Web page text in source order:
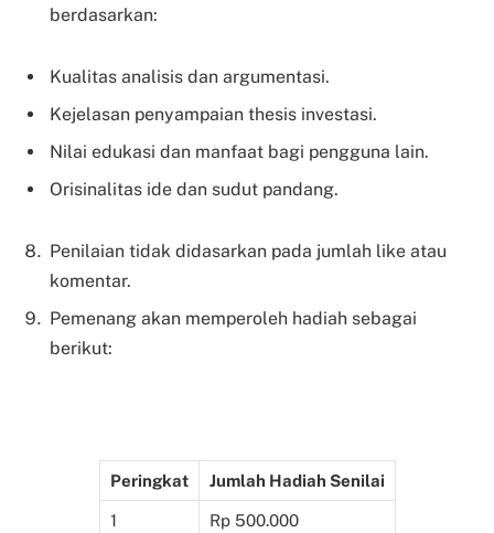
berdasarkan:
Kualitas analisis dan argumentasi.
Kejelasan penyampaian thesis investasi.
Nilai edukasi dan manfaat bagi pengguna lain.
Orisinalitas ide dan sudut pandang.
Penilaian tidak didasarkan pada jumlah like atau
komentar.
Pemenang akan memperoleh hadiah sebagai
berikut:
Peringkat Jumlah Hadiah Senilai
1 Rp 500.000